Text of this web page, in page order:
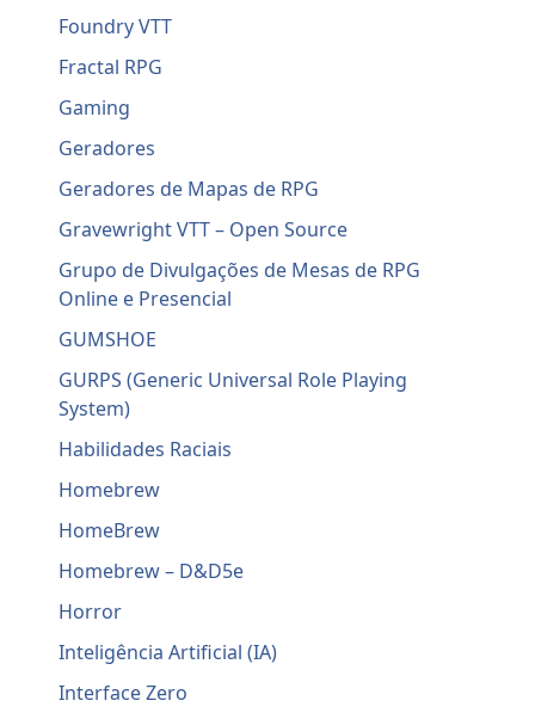
Foundry VTT
Fractal RPG
Gaming
Geradores
Geradores de Mapas de RPG
Gravewright VTT – Open Source
Grupo de Divulgações de Mesas de RPG
Online e Presencial
GUMSHOE
GURPS (Generic Universal Role Playing
System)
Habilidades Raciais
Homebrew
HomeBrew
Homebrew – D&D5e
Horror
Inteligência Artificial (IA)
Interface Zero